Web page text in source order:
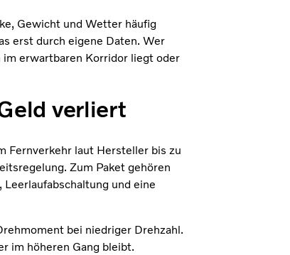
Gewicht und Wetter häufig
erst durch eigene Daten. Wer
im erwartbaren Korridor liegt oder
verliert
Fernverkehr laut Hersteller bis zu
Zum Paket gehören
und eine
bei niedriger Drehzahl.
im höheren Gang bleibt.